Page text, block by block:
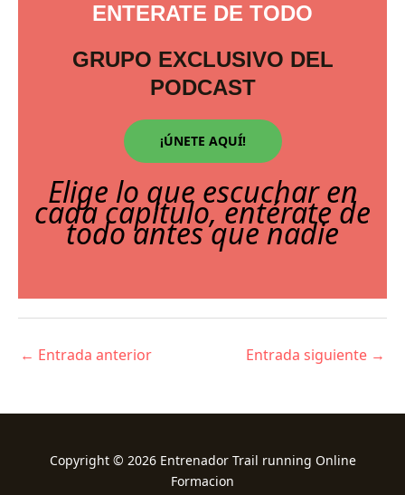
ENTERATE DE TODO
GRUPO EXCLUSIVO DEL
PODCAST
¡ÚNETE AQUÍ!
Elige lo que escuchar en
cada capitulo, entérate de
todo antes que nadie
← Entrada anterior Entrada siguiente →
Copyright © 2026 Entrenador Trail running Online
Formacion